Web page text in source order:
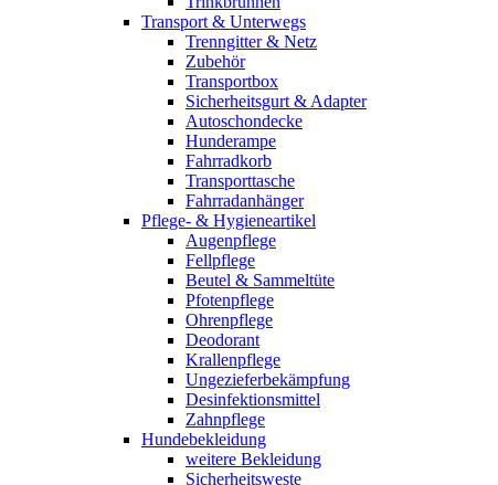
Transport & Unterwegs
Trenngitter & Netz
Zubehör
Transportbox
Sicherheitsgurt & Adapter
Autoschondecke
Hunderampe
Fahrradkorb
Transporttasche
Fahrradanhänger
Pflege- & Hygieneartikel
Augenpflege
Fellpflege
Beutel & Sammeltüte
Pfotenpflege
Ohrenpflege
Deodorant
Krallenpflege
Ungezieferbekämpfung
Desinfektionsmittel
Zahnpflege
Hundebekleidung
weitere Bekleidung
Sicherheitsweste